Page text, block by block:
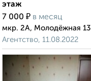
этаж
7 000 ₽ в месяц
мкр. 2А, Молодёжная 13
Агентство, 11.08.2022